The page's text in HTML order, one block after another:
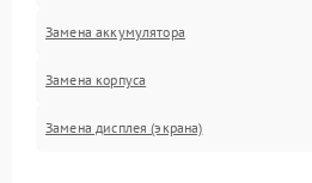
Замена аккумулятора
Замена корпуса
Замена дисплея (экрана)